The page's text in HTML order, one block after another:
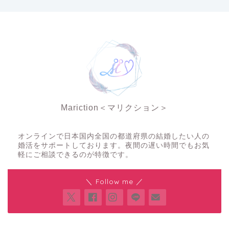
Mariction＜マリクション＞
オンラインで日本国内全国の都道府県の結婚したい人の
婚活をサポートしております。夜間の遅い時間でもお気
軽にご相談できるのが特徴です。
＼ Follow me ／